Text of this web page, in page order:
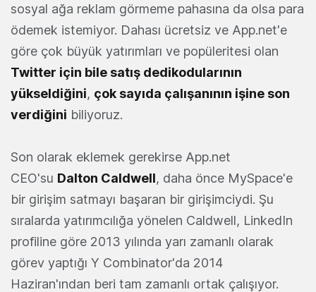
sosyal ağa reklam görmeme pahasına da olsa para
ödemek istemiyor. Dahası ücretsiz ve App.net'e
göre çok büyük yatırımları ve popüleritesi olan
Twitter için bile satış dedikodularının
yükseldiğini, çok sayıda çalışanının işine son
verdiğini biliyoruz.
Son olarak eklemek gerekirse App.net
CEO'su Dalton Caldwell, daha önce MySpace'e
bir girişim satmayı başaran bir girişimciydi. Şu
sıralarda yatırımcılığa yönelen Caldwell, LinkedIn
profiline göre 2013 yılında yarı zamanlı olarak
görev yaptığı Y Combinator'da 2014
Haziran'ından beri tam zamanlı ortak çalışıyor.